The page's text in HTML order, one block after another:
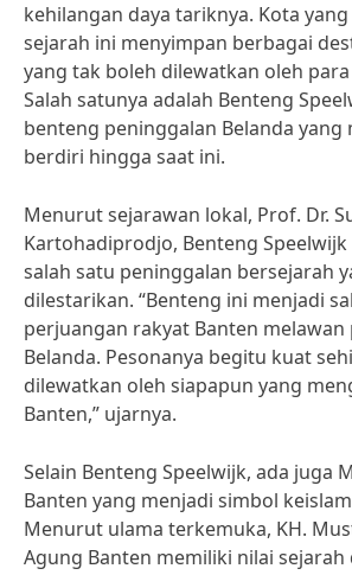
kehilangan daya tariknya. Kota
sejarah ini menyimpan berbagai
yang tak boleh dilewatkan oleh
Salah satunya adalah Benteng
benteng peninggalan Belanda yang
berdiri hingga saat ini.
Menurut sejarawan lokal, Prof. Dr.
Kartohadiprodjo, Benteng
salah satu peninggalan bersejarah
dilestarikan. “Benteng ini menjadi
perjuangan rakyat Banten melawan
Belanda. Pesonanya begitu kuat
dilewatkan oleh siapapun yang
Banten,” ujarnya.
Selain Benteng Speelwijk, ada juga
Banten yang menjadi simbol
Menurut ulama terkemuka, KH.
Agung Banten memiliki nilai sejarah